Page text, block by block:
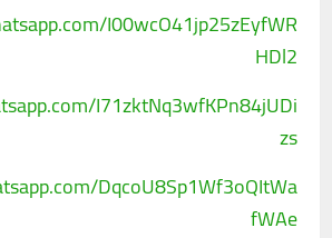
I00wcO41jp25zEyfWR
HDl2
I71zktNq3wfKPn84jUDi
zs
DqcoU8Sp1Wf3oQItWa
fWAe